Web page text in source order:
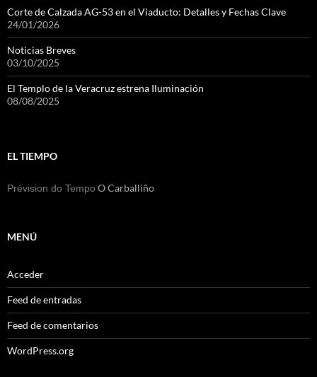
Corte de Calzada AG-53 en el Viaducto: Detalles y Fechas Clave
24/01/2026
Noticias Breves
03/10/2025
El Templo de la Veracruz estrena Iluminación
08/08/2025
EL TIEMPO
Prévision do Tempo O Carballiño
MENÚ
Acceder
Feed de entradas
Feed de comentarios
WordPress.org